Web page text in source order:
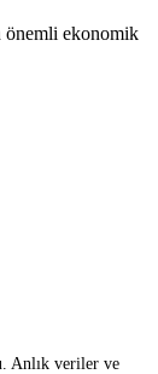
önemli ekonomik
Anlık veriler ve